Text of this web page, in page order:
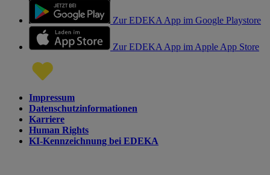
Zur EDEKA App im Google Playstore
Zur EDEKA App im Apple App Store
Impressum
Datenschutzinformationen
Karriere
Human Rights
KI-Kennzeichnung bei EDEKA